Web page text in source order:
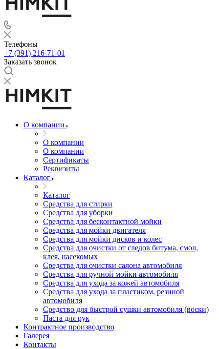
Телефоны
+7 (391) 216-71-01
Заказать звонок
О компании
О компании
О компании
Сертификаты
Реквизиты
Каталог
Каталог
Средства для стирки
Средства для уборки
Средства для бесконтактной мойки
Средства для мойки двигателя
Средства для мойки дисков и колес
Средства для очистки от следов битума, смол,
клея, насекомых
Средства для очистки салона автомобиля
Средства для ручной мойки автомобиля
Средства для ухода за кожей автомобиля
Средства для ухода за пластиком, резиной
автомобиля
Средство для быстрой сушки автомобиля (воски)
Паста для рук
Контрактное производство
Галерея
Контакты